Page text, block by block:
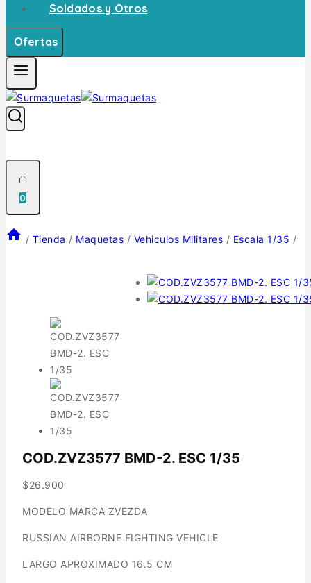
Soldados y Otros
Ofertas
0
/ Tienda / Maquetas / Vehiculos Militares / Escala 1/35 /
COD.ZVZ3577 BMD-2. ESC 1/35
$26.900
MODELO MARCA ZVEZDA
RUSSIAN AIRBORNE FIGHTING VEHICLE
LARGO APROXIMADO 16.5 CM